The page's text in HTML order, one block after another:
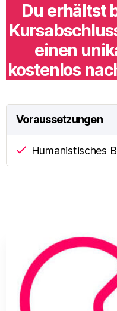
Du erhältst
einen
kostenlos
Voraussetzungen
Humanistisches